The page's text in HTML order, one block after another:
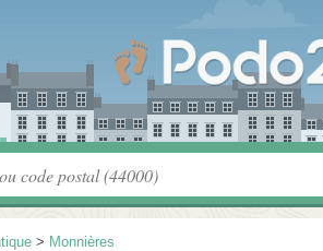
> Monnières